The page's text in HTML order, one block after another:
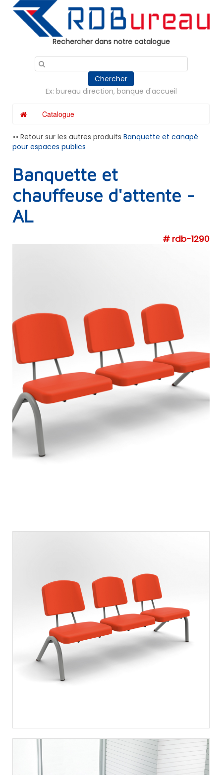
Rechercher dans notre catalogue
Chercher
Ex: bureau direction, banque d'accueil
Catalogue
«« Retour sur les autres produits Banquette et canapé
pour espaces publics
Banquette et
chauffeuse d'attente -
AL
# rdb-1290
Panneau de gestion des cookies